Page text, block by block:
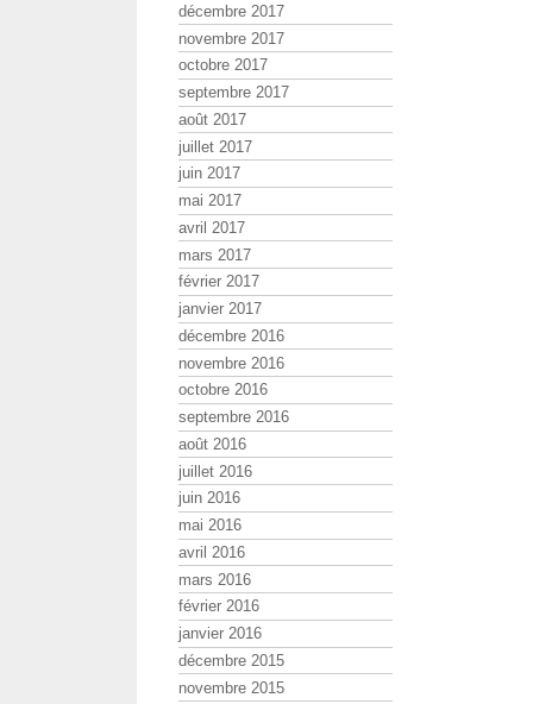
décembre 2017
novembre 2017
octobre 2017
septembre 2017
août 2017
juillet 2017
juin 2017
mai 2017
avril 2017
mars 2017
février 2017
janvier 2017
décembre 2016
novembre 2016
octobre 2016
septembre 2016
août 2016
juillet 2016
juin 2016
mai 2016
avril 2016
mars 2016
février 2016
janvier 2016
décembre 2015
novembre 2015